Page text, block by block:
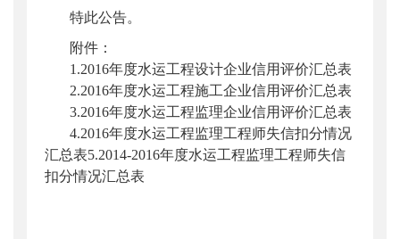
特此公告。
附件：
1.2016年度水运工程设计企业信用评价汇总表
2.2016年度水运工程施工企业信用评价汇总表
3.2016年度水运工程监理企业信用评价汇总表
4.2016年度水运工程监理工程师失信扣分情况
汇总表5.2014-2016年度水运工程监理工程师失信
扣分情况汇总表